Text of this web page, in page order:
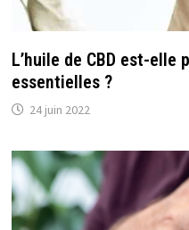
L’huile de CBD est-
essentielles ?
24 juin 2022